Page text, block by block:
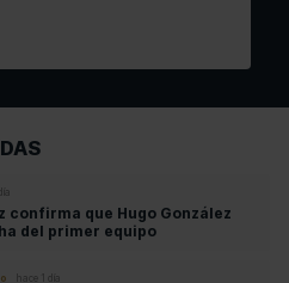
confirma que Hugo González
del primer equipo